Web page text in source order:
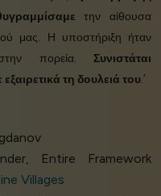
την αίθουσα
μας. Η υποστήριξη ήταν
πορεία.Συνιστάται
εξαιρετικά τη δουλειά του.’
Entire Framework
Villages